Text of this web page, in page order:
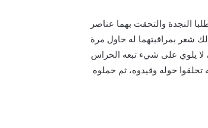
النجدة والتحقت بهما عناصر
شعر بمراقبتهما له حاول مرة
لا يلوي على شيء تبعه الحراس
حوله وقيدوه، ثم حملوه